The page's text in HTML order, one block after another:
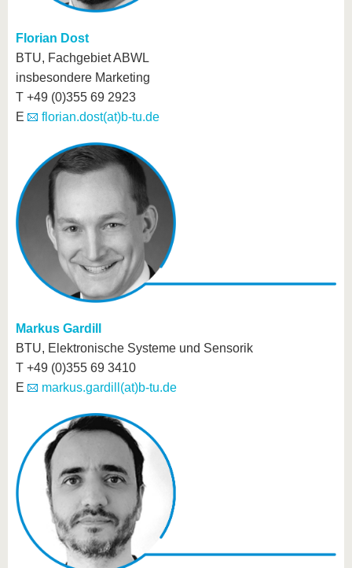
Florian Dost
BTU, Fachgebiet ABWL
insbesondere Marketing
T +49 (0)355 69 2923
E
florian.dost(at)b-tu.de
Markus Gardill
BTU, Elektronische Systeme und Sensorik
T +49 (0)355 69 3410
E
markus.gardill(at)b-tu.de